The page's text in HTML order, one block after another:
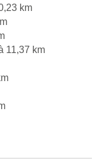
km
11,37 km